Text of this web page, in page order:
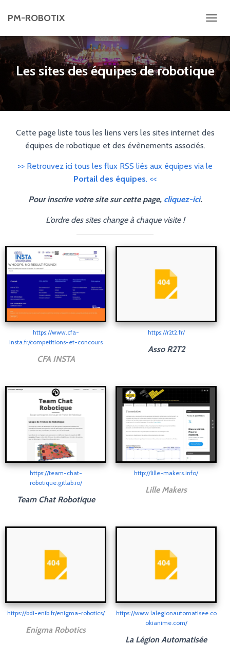
PM-ROBOTIX
P
L
I
A
V
O
Les sites des équipes de robotique
Cette page liste tous les liens vers les sites internet des
équipes de robotique et des évènements associés.
>> Retrouvez ici tous les flux RSS liés aux équipes via le
Portail des équipes. <<
Pour inscrire votre site sur cette page, cliquez-ici.
L’ordre des sites change à chaque visite !
https://www.cfa-
insta.fr/competitions-et-concours
CFA INSTA
https://r2t2.fr/
Asso R2T2
https://team-chat-
robotique.gitlab.io/
Team Chat Robotique
http://lille-makers.info/
Lille Makers
https://bdi-enib.fr/enigma-robotics/
Enigma Robotics
https://www.lalegionautomatisee.co
okianime.com/
La Légion Automatisée